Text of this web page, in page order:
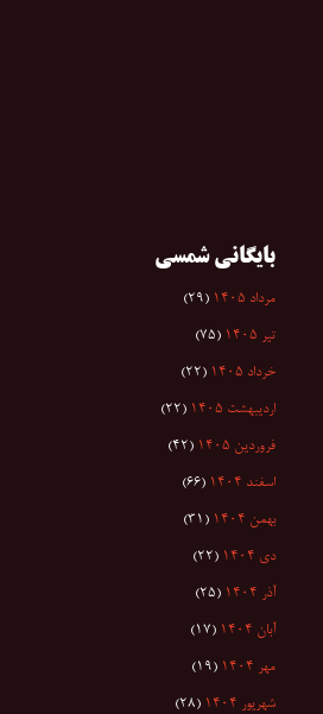
بایگانی شمسی
مرداد ۱۴۰۵ (۲۹)
تیر ۱۴۰۵ (۷۵)
خرداد ۱۴۰۵ (۲۲)
اردیبهشت ۱۴۰۵ (۲۲)
فروردین ۱۴۰۵ (۴۲)
اسفند ۱۴۰۴ (۶۶)
بهمن ۱۴۰۴ (۳۱)
دی ۱۴۰۴ (۲۲)
آذر ۱۴۰۴ (۲۵)
آبان ۱۴۰۴ (۱۷)
مهر ۱۴۰۴ (۱۹)
شهریور ۱۴۰۴ (۲۸)